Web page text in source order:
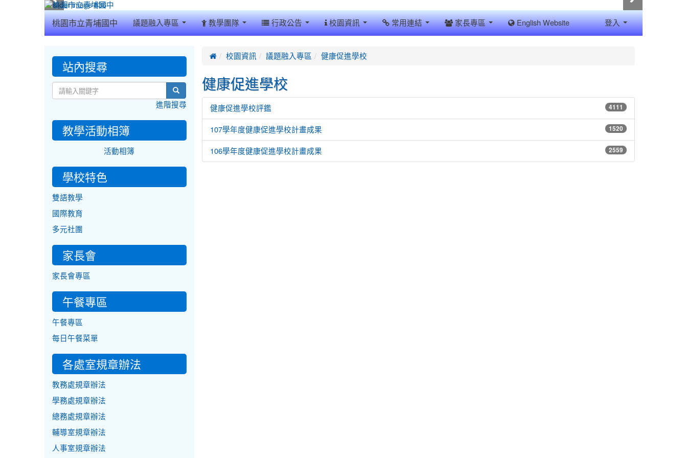
桃園市立青埔國中 議題融入專區 教學團隊 行政公告 校園資訊 常用連結 家長專區 English Website 登入
 校園資訊 議題融入專區 健康促進學校
健康促進學校
健康促進學校評鑑 4111
107學年度健康促進學校計畫成果 1520
106學年度健康促進學校計畫成果 2559
::: 站內搜尋
search
進階搜尋
教學活動相簿
活動相簿
學校特色
雙語教學
國際教育
多元社團
家長會
家長會專區
午餐專區
午餐專區
每日午餐菜單
各處室規章辦法
教務處規章辦法
學務處規章辦法
總務處規章辦法
輔導室規章辦法
人事室規章辦法